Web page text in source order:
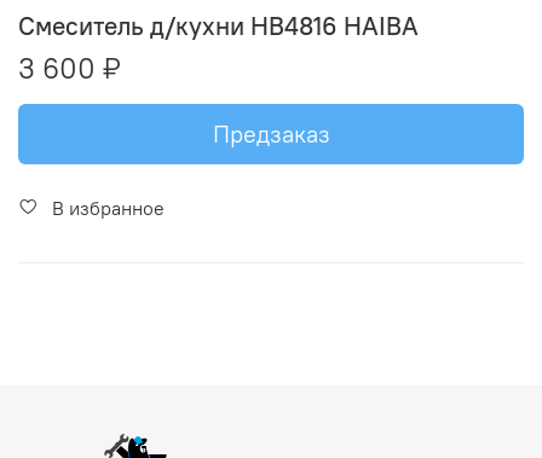
Смеситель д/кухни HB4816 HAIBA
3 600 ₽
Предзаказ
В избранное